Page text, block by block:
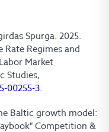
Spurga. 2025.
Rate Regimes and
Market
Studies,
00255-3
Baltic growth model:
Competition &